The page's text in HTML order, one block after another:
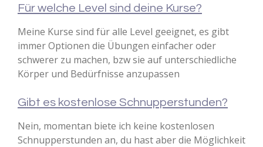
Für welche Level sind deine Kurse?
Meine Kurse sind für alle Level geeignet, es gibt
immer Optionen die Übungen einfacher oder
schwerer zu machen, bzw sie auf unterschiedliche
Körper und Bedürfnisse anzupassen
Gibt es kostenlose Schnupperstunden?
Nein, momentan biete ich keine kostenlosen
Schnupperstunden an, du hast aber die Möglichkeit